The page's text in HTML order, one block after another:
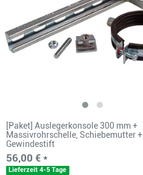
[Paket] Auslegerkonsole 300 mm +
Massivrohrschelle, Schiebemutter +
Gewindestift
56,00 € *
Lieferzeit 4-5 Tage